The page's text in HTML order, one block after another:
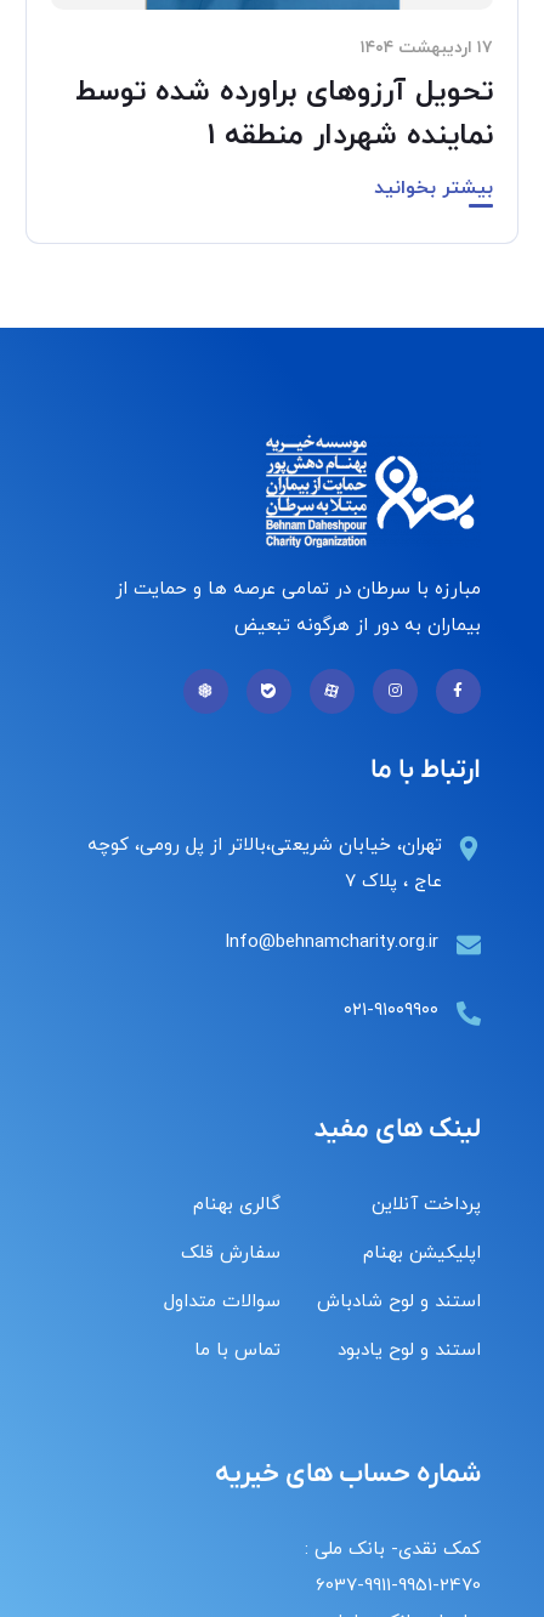
۱۷ اردیبهشت ۱۴۰۴
تحویل آرزوهای براورده شده توسط
نماینده شهردار منطقه 1
بیشتر بخوانید
مبارزه با سرطان در تمامی عرصه ها و حمایت از
بیماران به دور از هرگونه تبعیض
ارتباط با ما
تهران، خیابان شریعتی،بالاتر از پل رومی، کوچه
عاج ، پلاک ۷
Info@behnamcharity.org.ir
۰۲۱-۹۱۰۰۹۹۰۰
لینک های مفید
پرداخت آنلاین
اپلیکیشن بهنام
استند و لوح شادباش
استند و لوح یادبود
گالری بهنام
سفارش قلک
سوالات متداول
تماس با ما
شماره حساب های خیریه
کمک نقدی- بانک ملی :
6037-9911-9951-2470